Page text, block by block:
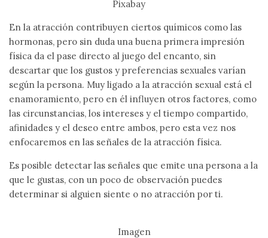
Pixabay
En la atracción contribuyen ciertos químicos como las
hormonas, pero sin duda una buena primera impresión
física da el pase directo al juego del encanto, sin
descartar que los gustos y preferencias sexuales varían
según la persona. Muy ligado a la atracción sexual está el
enamoramiento, pero en él influyen otros factores, como
las circunstancias, los intereses y el tiempo compartido,
afinidades y el deseo entre ambos, pero esta vez nos
enfocaremos en las señales de la atracción física.
Es posible detectar las señales que emite una persona a la
que le gustas, con un poco de observación puedes
determinar si alguien siente o no atracción por ti.
Imagen